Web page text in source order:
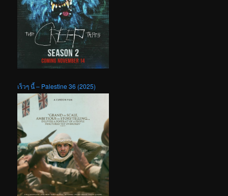
เร็วๆ นี้ – Palestine 36 (2025)